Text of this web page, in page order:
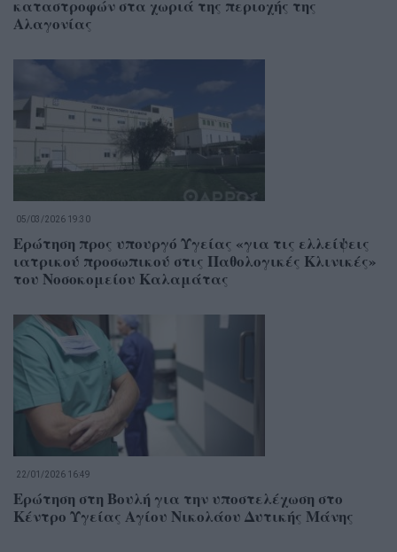
καταστροφών στα χωριά της περιοχής της
Αλαγονίας
05/03/2026 19:30
Ερώτηση προς υπουργό Υγείας «για τις ελλείψεις
ιατρικού προσωπικού στις Παθολογικές Κλινικές»
του Νοσοκομείου Καλαμάτας
22/01/2026 16:49
Ερώτηση στη Βουλή για την υποστελέχωση στο
Κέντρο Υγείας Αγίου Νικολάου Δυτικής Μάνης